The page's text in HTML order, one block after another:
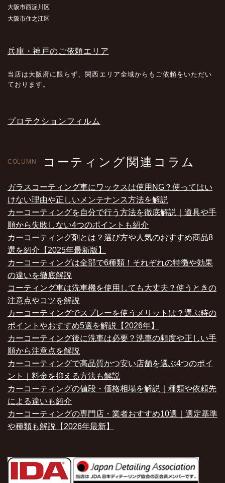
大阪市西淀川区
大阪市住之江区
兵庫・神戸のご依頼エリア
当店は大阪府に限らず、関西エリア全域からもご依頼をいただい
ております。
プロテクションフィルム
COLUMN コーティング関連コラム
ガラスコーティング車にワックスは使用NG？使ってはい
けない理由や正しいメンテナンス方法を解説
カーコーティングを自分で行う方法を徹底解説｜道具や手
順から失敗しない4つのポイントも紹介
カーコーティング剤とは？選び方や人気のおすすめ商品8
選を紹介【2025年最新版】
カーコーティングは全部で6種類！それぞれの特徴や効果
の違いを徹底解説
コーティング車は洗車機を使用しても大丈夫？使うときの
注意点やコツを解説
カーコーティングでスプレーを使うメリットは？選ぶ時の
ポイントやおすすめ5選を解説【2026年】
カーコーティング後に洗車は必要？洗車の頻度や正しい手
順から注意点を解説
カーコーティングで高品質かつ安い店舗を選ぶ4つのポイ
ント｜料金を抑える方法も解説
カーコーティングの値段・価格相場を解説｜種類や依頼先
による違いも紹介
カーコーティングの専門店・業者おすすめ10選｜選定基準
や種類も解説【2026年最新】